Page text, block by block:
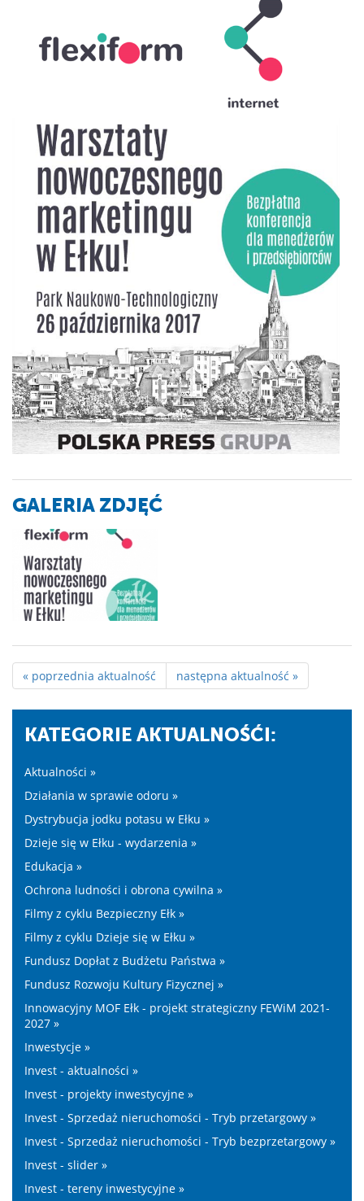
GALERIA ZDJĘĆ
« poprzednia aktualność następna aktualność »
KATEGORIE AKTUALNOŚĆI:
Aktualności »
Działania w sprawie odoru »
Dystrybucja jodku potasu w Ełku »
Dzieje się w Ełku - wydarzenia »
Edukacja »
Ochrona ludności i obrona cywilna »
Filmy z cyklu Bezpieczny Ełk »
Filmy z cyklu Dzieje się w Ełku »
Fundusz Dopłat z Budżetu Państwa »
Fundusz Rozwoju Kultury Fizycznej »
Innowacyjny MOF Ełk - projekt strategiczny FEWiM 2021-
2027 »
Inwestycje »
Invest - aktualności »
Invest - projekty inwestycyjne »
Invest - Sprzedaż nieruchomości - Tryb przetargowy »
Invest - Sprzedaż nieruchomości - Tryb bezprzetargowy »
Invest - slider »
Invest - tereny inwestycyjne »